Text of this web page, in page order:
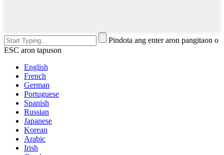
Pindota ang enter aron pangitaon o
ESC aron tapuson
English
French
German
Portuguese
Spanish
Russian
Japanese
Korean
Arabic
Irish